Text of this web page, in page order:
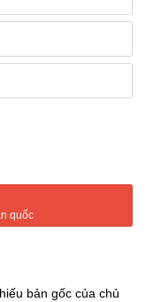
quốc
bản gốc của chủ